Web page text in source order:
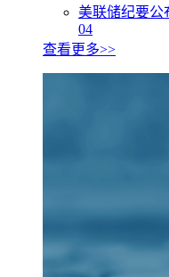
美联储纪要公
04
查看更多>>